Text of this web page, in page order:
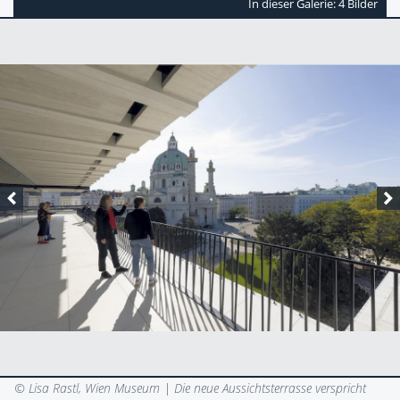
In dieser Galerie: 4 Bilder
© Lisa Rastl, Wien Museum | Die neue Aussichtsterrasse verspricht